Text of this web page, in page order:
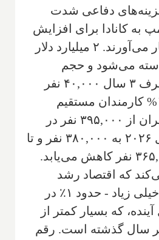
دفاعی شدت
به کانادا برای افزایش
بودجه نظامی فشار می‌آورند. ۲ میلیارد دلار
می‌شود و حجم
خدمات عمومی ظرف ۳ سال ۴۰,۰۰۰ نفر
کاهش می‌یابد (۱۰% کارمندان مستقیم
دولت). تعداد مهاجران از ۳۹۵,۰۰۰ نفر در
سال ۲۰۲۵، تا سال ۲۰۲۶ به ۳۸۰,۰۰۰ نفر و تا
سال ۲۰۲۷ به ۳۶۵,۰۰۰ نفر کاهش می‌یابد.
که اقتصاد رشد
خواهد کرد، اما نه خیلی زیاد - حدود ۱٪ در
که بسیار کمتر از
سال گذشته است. رقم